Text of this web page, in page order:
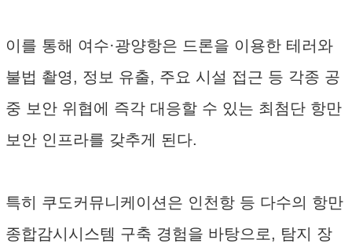
이를 통해 여수·광양항은 드론을 이용한 테러와
불법 촬영, 정보 유출, 주요 시설 접근 등 각종 공
중 보안 위협에 즉각 대응할 수 있는 최첨단 항만
보안 인프라를 갖추게 된다.
특히 쿠도커뮤니케이션은 인천항 등 다수의 항만
종합감시시스템 구축 경험을 바탕으로, 탐지 장